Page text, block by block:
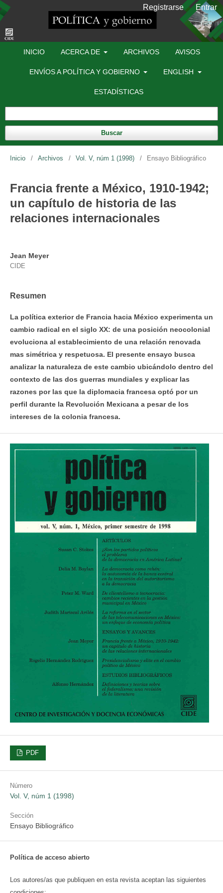
INICIO ACERCA DE ARCHIVOS AVISOS
ENVÍOS A POLÍTICA Y GOBIERNO ENGLISH
ESTADÍSTICAS
Buscar
Registrarse Entrar
Inicio / Archivos / Vol. V, núm 1 (1998) / Ensayo Bibliográfico
Francia frente a México, 1910-1942;
un capítulo de historia de las
relaciones internacionales
Jean Meyer
CIDE
Resumen
La política exterior de Francia hacia México experimenta un
cambio radical en el siglo XX: de una posición neocolonial
evoluciona al establecimiento de una relación renovada
mas simétrica y respetuosa. El presente ensayo busca
analizar la naturaleza de este cambio ubicándolo dentro del
contexto de las dos guerras mundiales y explicar las
razones por las que la diplomacia francesa optó por un
perfil durante la Revolución Mexicana a pesar de los
intereses de la colonia francesa.
PDF
Número
Vol. V, núm 1 (1998)
Sección
Ensayo Bibliográfico
Política de acceso abierto
Los autores/as que publiquen en esta revista aceptan las siguientes